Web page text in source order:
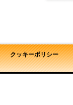
クッキーポリシー